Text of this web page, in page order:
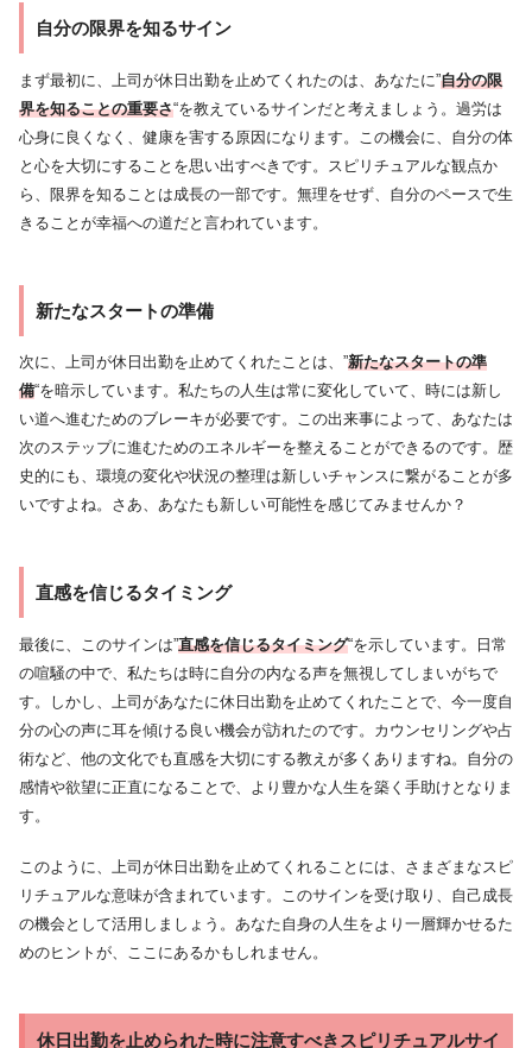
自分の限界を知るサイン
まず最初に、上司が休日出勤を止めてくれたのは、あなたに”自分の限
界を知ることの重要さ“を教えているサインだと考えましょう。過労は
心身に良くなく、健康を害する原因になります。この機会に、自分の体
と心を大切にすることを思い出すべきです。スピリチュアルな観点か
ら、限界を知ることは成長の一部です。無理をせず、自分のペースで生
きることが幸福への道だと言われています。
新たなスタートの準備
次に、上司が休日出勤を止めてくれたことは、”新たなスタートの準
備“を暗示しています。私たちの人生は常に変化していて、時には新し
い道へ進むためのブレーキが必要です。この出来事によって、あなたは
次のステップに進むためのエネルギーを整えることができるのです。歴
史的にも、環境の変化や状況の整理は新しいチャンスに繋がることが多
いですよね。さあ、あなたも新しい可能性を感じてみませんか？
直感を信じるタイミング
最後に、このサインは”直感を信じるタイミング“を示しています。日常
の喧騒の中で、私たちは時に自分の内なる声を無視してしまいがちで
す。しかし、上司があなたに休日出勤を止めてくれたことで、今一度自
分の心の声に耳を傾ける良い機会が訪れたのです。カウンセリングや占
術など、他の文化でも直感を大切にする教えが多くありますね。自分の
感情や欲望に正直になることで、より豊かな人生を築く手助けとなりま
す。
このように、上司が休日出勤を止めてくれることには、さまざまなスピ
リチュアルな意味が含まれています。このサインを受け取り、自己成長
の機会として活用しましょう。あなた自身の人生をより一層輝かせるた
めのヒントが、ここにあるかもしれません。
休日出勤を止められた時に注意すべきスピリチュアルサイ